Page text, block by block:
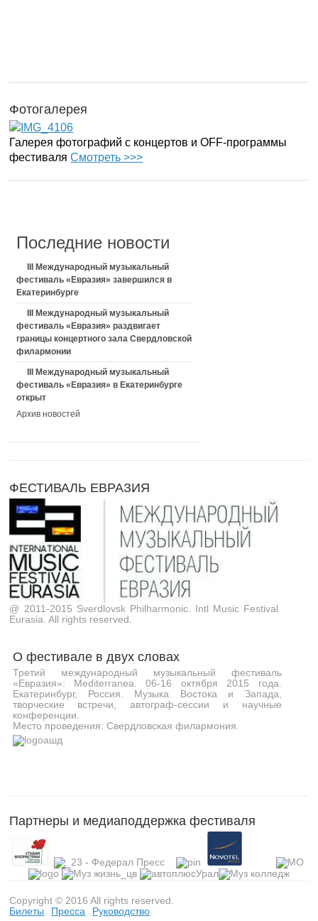
Фотогалерея
Галерея фотографий с концертов и OFF-программы
фестиваляСмотреть >>>
Последние новости
III Международный музыкальный
фестиваль «Евразия» завершился в
Екатеринбурге
III Международный музыкальный
фестиваль «Евразия» раздвигает
границы концертного зала Свердловской
филармонии
III Международный музыкальный
фестиваль «Евразия» в Екатеринбурге
открыт
Архив новостей
ФЕСТИВАЛЬ ЕВРАЗИЯ
@ 2011-2015 Sverdlovsk Philharmonic. Intl Music Festival
Eurasia. All rights reserved.
О фестивале в двух словах
Третий международный музыкальный фестиваль
«Евразия»: Mediterranea. 06-16 октября 2015 года.
Екатеринбург, Россия. Музыка Востока и Запада,
творческие встречи, автограф-сессии и научные
конференции.
Место проведения: Свердловская филармония.
Партнеры и медиаподдержка фестиваля
Copyright © 2016 All rights reserved.
Билеты
Пресса Руководство